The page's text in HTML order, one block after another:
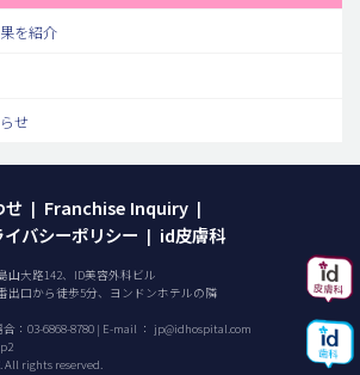
を紹介
せ
せ | Franchise Inquiry |
バシーポリシー | id皮膚科
山大路142、ID美容外科ビル
出口から徒歩5分、ヨンドンホテルの隣
： 03-6868-8780 | E-mail ： jp@idhospital.com
All rights reserved.